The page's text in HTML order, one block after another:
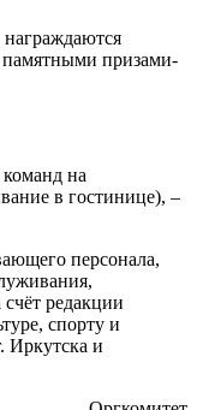
памятными призами-
на
в гостинице), –
персонала,
редакции
спорту и
Иркутска и